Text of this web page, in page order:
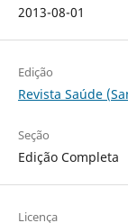
2013-08-01
Edição
Revista Saúde
Seção
Edição Completa
Licença